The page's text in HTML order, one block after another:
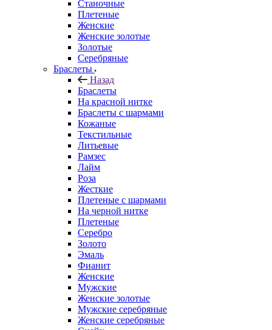
Станочные
Плетеные
Женские
Женские золотые
Золотые
Серебряные
Браслеты
Назад
Браслеты
На красной нитке
Браслеты с шармами
Кожаные
Текстильные
Литьевые
Рамзес
Лайм
Роза
Жесткие
Плетеные с шармами
На черной нитке
Плетеные
Серебро
Золото
Эмаль
Фианит
Женские
Мужские
Женские золотые
Мужские серебряные
Женские серебряные